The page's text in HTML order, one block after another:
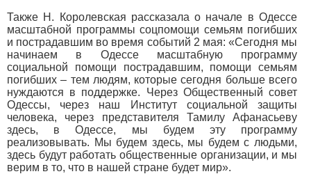
Также Н. Королевская рассказала о начале в Одессе
масштабной программы соцпомощи семьям погибших
и пострадавшим во время событий 2 мая: «Сегодня мы
начинаем в Одессе масштабную программу
социальной помощи пострадавшим, помощи семьям
погибших – тем людям, которые сегодня больше всего
нуждаются в поддержке. Через Общественный совет
Одессы, через наш Институт социальной защиты
человека, через представителя Тамилу Афанасьеву
здесь, в Одессе, мы будем эту программу
реализовывать. Мы будем здесь, мы будем с людьми,
здесь будут работать общественные организации, и мы
верим в то, что в нашей стране будет мир».